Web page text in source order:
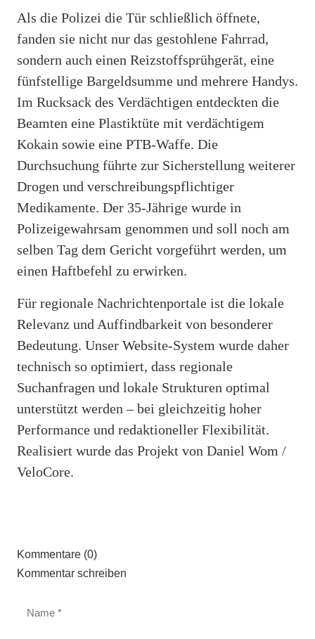
Als die Polizei die Tür schließlich öffnete,
fanden sie nicht nur das gestohlene Fahrrad,
sondern auch einen Reizstoffsprühgerät, eine
fünfstellige Bargeldsumme und mehrere Handys.
Im Rucksack des Verdächtigen entdeckten die
Beamten eine Plastiktüte mit verdächtigem
Kokain sowie eine PTB-Waffe. Die
Durchsuchung führte zur Sicherstellung weiterer
Drogen und verschreibungspflichtiger
Medikamente. Der 35-Jährige wurde in
Polizeigewahrsam genommen und soll noch am
selben Tag dem Gericht vorgeführt werden, um
einen Haftbefehl zu erwirken.
Für regionale Nachrichtenportale ist die lokale
Relevanz und Auffindbarkeit von besonderer
Bedeutung. Unser Website-System wurde daher
technisch so optimiert, dass regionale
Suchanfragen und lokale Strukturen optimal
unterstützt werden – bei gleichzeitig hoher
Performance und redaktioneller Flexibilität.
Realisiert wurde das Projekt von Daniel Wom /
VeloCore.
Kommentare (0)
Kommentar schreiben